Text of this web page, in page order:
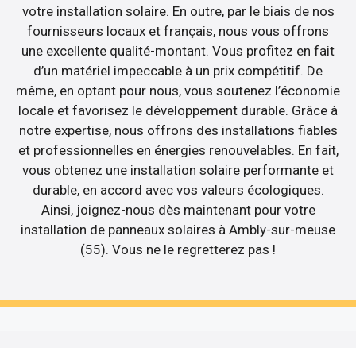
votre installation solaire. En outre, par le biais de nos
fournisseurs locaux et français, nous vous offrons
une excellente qualité-montant. Vous profitez en fait
d’un matériel impeccable à un prix compétitif. De
même, en optant pour nous, vous soutenez l’économie
locale et favorisez le développement durable. Grâce à
notre expertise, nous offrons des installations fiables
et professionnelles en énergies renouvelables. En fait,
vous obtenez une installation solaire performante et
durable, en accord avec vos valeurs écologiques.
Ainsi, joignez-nous dès maintenant pour votre
installation de panneaux solaires à Ambly-sur-meuse
(55). Vous ne le regretterez pas !